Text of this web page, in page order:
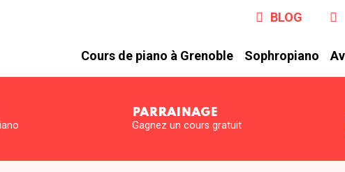
BLOG
Cours de piano à Grenoble Sophropiano
PARRAINAGE
Gagnez un cours gratuit